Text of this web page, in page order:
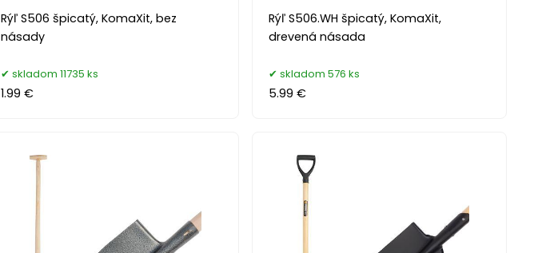
Rýľ S506 špicatý, KomaXit, bez
násady
skladom 11735 ks
1.99 €
Rýľ S506.WH špicatý, KomaXit,
drevená násada
skladom 576 ks
5.99 €